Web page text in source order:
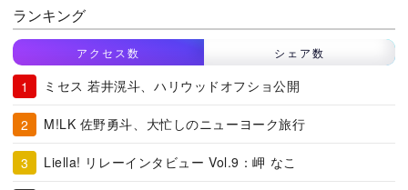
ランキング
アクセス数 シェア数
ミセス 若井滉斗、ハリウッドオフショ公開
M!LK 佐野勇斗、大忙しのニューヨーク旅行
Liella! リレーインタビュー Vol.9：岬 なこ